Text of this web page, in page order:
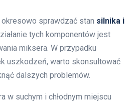
sprawdzać stan silnika i
tych komponentów jest
miksera. W przypadku
uszkodzeń, warto skonsultować
dalszych problemów.
w suchym i chłodnym miejscu